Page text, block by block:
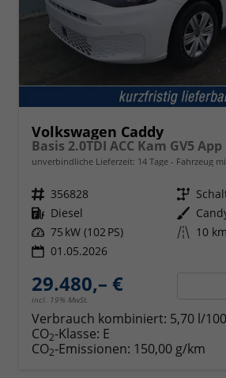
Volkswagen Caddy
Basis 2.0TDI ACC Kam GV5 App
unverbindliche Lieferzeit: 14 Tage Fahrzeug
Fahrzeugnr. 356828 Getriebe
Kraftstoff Diesel Außenfarbe
Leistung 75 kW (102 PS) Kilometerstand 10 km
01.05.2026
29.480,– €
incl. 19% MwSt.
Verbrauch kombiniert: 5,70 l/
CO2-Klasse: E
CO2-Emissionen: 150,00 g/km